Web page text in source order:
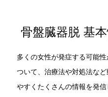
骨盤臓器脱 基
多くの女性が発症する可能
ついて、治療法や対処法な
やすくたくさんの情報を発信